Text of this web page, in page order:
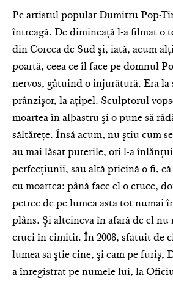
Pe artistul popular Dumitru Pop-
întreagă. De dimineaţă l-a filmat o
din Coreea de Sud şi, iată, acum
poartă, ceea ce îl face pe domnul
nervos, gâtuind o înjurătură. Era la
prânzişor, la ațipel. Sculptorul
moartea în albastru şi o pune să
săltăreţe. Însă acum, nu ştiu cum
au mai lăsat puterile, ori l-a
perfecţiunii, sau altă pricină o fi,
cu moartea: până face el o cruce,
petrec de pe lumea asta tot numai
plâns. Şi altcineva în afară de el nu
cruci în cimitir. În 2008, sfătuit de
lumea să ştie cine, şi cam pe furiş,
a înregistrat pe numele lui, la